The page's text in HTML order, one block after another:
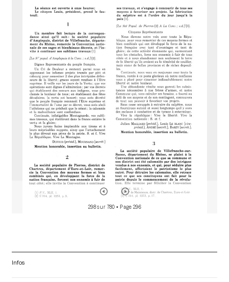
298 sur 780 • Page 296
Infos